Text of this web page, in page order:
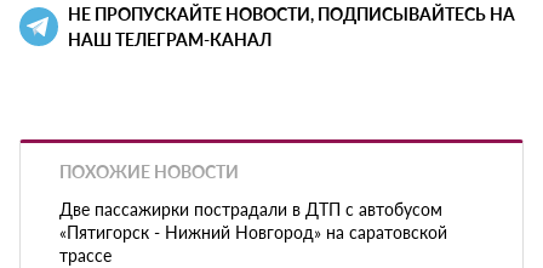
НЕ ПРОПУСКАЙТЕ НОВОСТИ, ПОДПИСЫВАЙТЕСЬ НА
НАШ ТЕЛЕГРАМ-КАНАЛ
ПОХОЖИЕ НОВОСТИ
Две пассажирки пострадали в ДТП с автобусом
«Пятигорск - Нижний Новгород» на саратовской
трассе